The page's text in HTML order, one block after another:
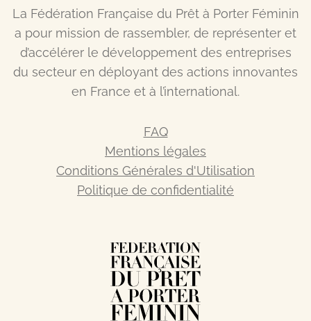
La Fédération Française du Prêt à Porter Féminin
a pour mission de rassembler, de représenter et
d’accélérer le développement des entreprises
du secteur en déployant des actions innovantes
en France et à l’international.
FAQ
Mentions légales
Conditions Générales d'Utilisation
Politique de confidentialité